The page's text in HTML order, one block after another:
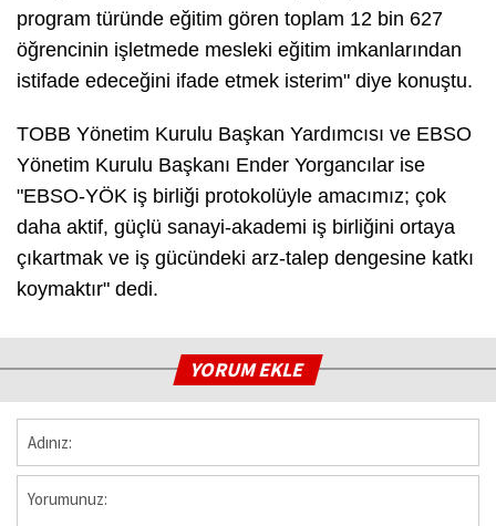
program türünde eğitim gören toplam 12 bin 627
öğrencinin işletmede mesleki eğitim imkanlarından
istifade edeceğini ifade etmek isterim" diye konuştu.
TOBB Yönetim Kurulu Başkan Yardımcısı ve EBSO
Yönetim Kurulu Başkanı Ender Yorgancılar ise
"EBSO-YÖK iş birliği protokolüyle amacımız; çok
daha aktif, güçlü sanayi-akademi iş birliğini ortaya
çıkartmak ve iş gücündeki arz-talep dengesine katkı
koymaktır" dedi.
YORUM EKLE